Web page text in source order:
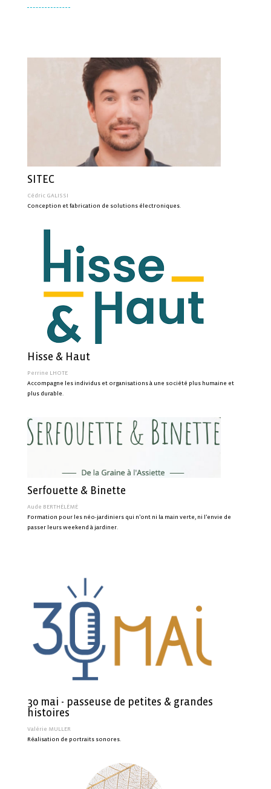
SITEC
Cédric GALISSI
Conception et fabrication de solutions électroniques.
Hisse & Haut
Perrine LHOTE
Accompagne les individus et organisations à une société plus humaine et
plus durable.
Serfouette & Binette
Aude BERTHÉLÉMÉ
Formation pour les néo-jardiniers qui n’ont ni la main verte, ni l’envie de
passer leurs weekend à jardiner.
30 mai - passeuse de petites & grandes
histoires
Valérie MULLER
Réalisation de portraits sonores.